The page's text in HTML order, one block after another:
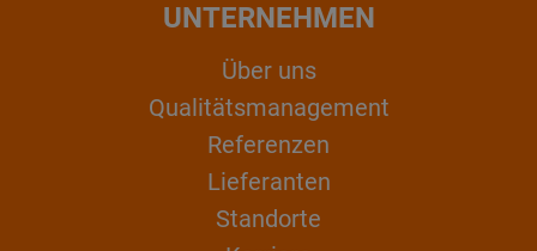
UNTERNEHMEN
Über uns
Qualitätsmanagement
Referenzen
Lieferanten
Standorte